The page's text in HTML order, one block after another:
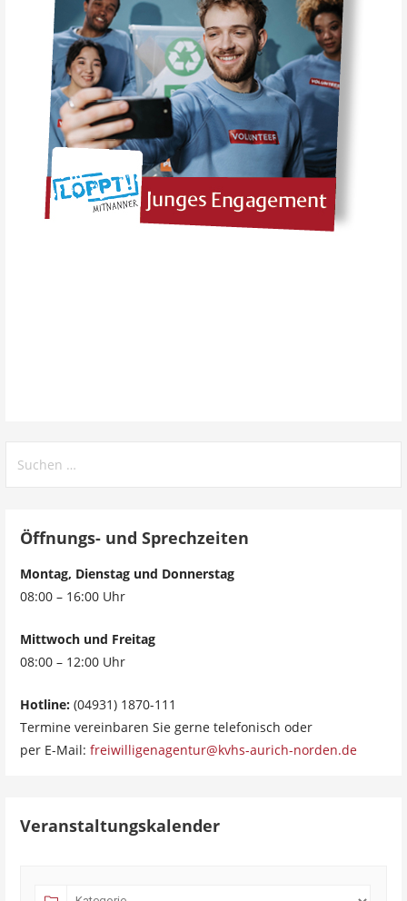
Öffnungs- und Sprechzeiten
Montag, Dienstag und Donnerstag
08:00 – 16:00 Uhr
Mittwoch und Freitag
08:00 – 12:00 Uhr
Hotline: (04931) 1870-111
Termine vereinbaren Sie gerne telefonisch oder
per E-Mail:freiwilligenagentur@kvhs-aurich-norden.de
Veranstaltungskalender